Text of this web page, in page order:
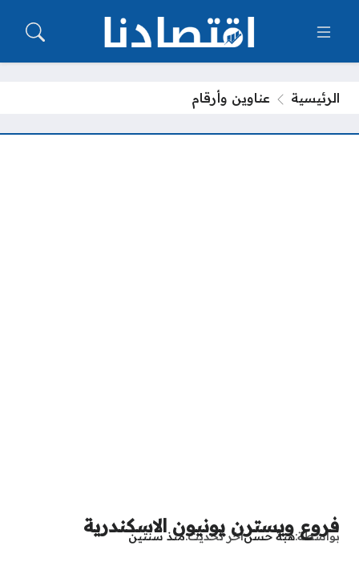
الرئيسية عناوين وأرقام
فروع ويسترن يونيون الاسكندرية
بواسطةهبة حسنآخر تحديثمنذ سنتين